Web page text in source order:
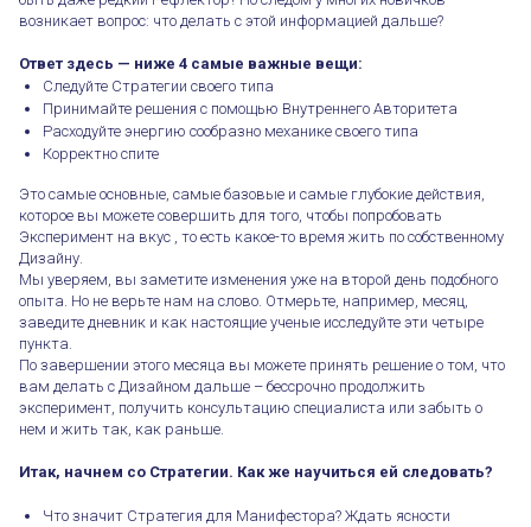
возникает вопрос: что делать с этой информацией дальше?
Ответ здесь — ниже 4 самые важные вещи:
Следуйте Стратегии своего типа
Принимайте решения с помощью Внутреннего Авторитета
Расходуйте энергию сообразно механике своего типа
Корректно спите
Это самые основные, самые базовые и самые глубокие действия,
которое вы можете совершить для того, чтобы попробовать
Эксперимент на вкус , то есть какое-то время жить по собственному
Дизайну.
Мы уверяем, вы заметите изменения уже на второй день подобного
опыта. Но не верьте нам на слово. Отмерьте, например, месяц,
заведите дневник и как настоящие ученые исследуйте эти четыре
пункта.
По завершении этого месяца вы можете принять решение о том, что
вам делать с Дизайном дальше – бессрочно продолжить
эксперимент, получить консультацию специалиста или забыть о
нем и жить так, как раньше.
Итак, начнем со Стратегии. Как же научиться ей следовать?
Что значит Стратегия для Манифестора? Ждать ясности